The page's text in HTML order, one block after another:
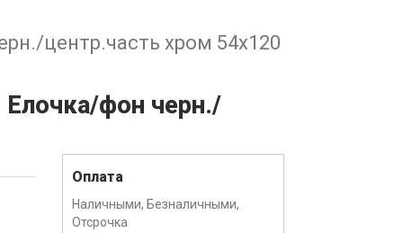
центр.часть хром 54x120
Елочка/фон черн./
Оплата
Наличными, Безналичными,
Отсрочка